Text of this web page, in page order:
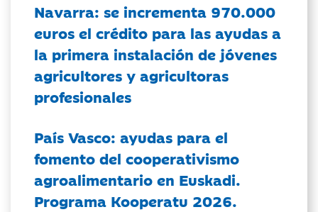
Navarra: se incrementa 970.000
euros el crédito para las ayudas a
la primera instalación de jóvenes
agricultores y agricultoras
profesionales
País Vasco: ayudas para el
fomento del cooperativismo
agroalimentario en Euskadi.
Programa Kooperatu 2026.